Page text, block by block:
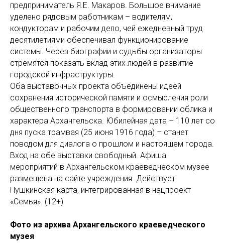
предприниматель Я.Е. Макаров. Большое внимание
уделено рядовым работникам – водителям,
кондукторам и рабочим депо, чей ежедневный труд
десятилетиями обеспечивал функционирование
системы. Через биографии и судьбы организаторы
стремятся показать вклад этих людей в развитие
городской инфраструктуры.
Оба выставочных проекта объединены идеей
сохранения исторической памяти и осмысления роли
общественного транспорта в формировании облика и
характера Архангельска. Юбилейная дата – 110 лет со
дня пуска трамвая (25 июня 1916 года) – станет
поводом для диалога о прошлом и настоящем города.
Вход на обе выставки свободный. Афиша
мероприятий в Архангельском краеведческом музее
размещена на сайте учреждения. Действует
Пушкинская карта, интегрированная в нацпроект
«Семья». (12+)
Фото из архива Архангельского краеведческого
музея